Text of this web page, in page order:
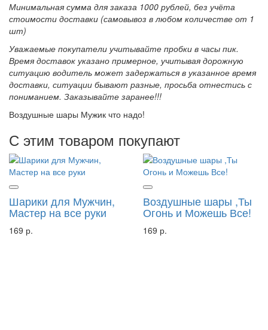
Минимальная сумма для заказа 1000 рублей, без учёта
стоимости доставки (самовывоз в любом количестве от 1
шт)
Уважаемые покупатели учитывайте пробки в часы пик.
Время доставок указано примерное, учитывая дорожную
ситуацию водитель может задержаться в указанное время
доставки, ситуации бывают разные, просьба отнестись с
пониманием. Заказывайте заранее!!!
Воздушные шары Мужик что надо!
С этим товаром покупают
Шарики для Мужчин,
Мастер на все руки
169 р.
Воздушные шары ,Ты
Огонь и Можешь Все!
169 р.